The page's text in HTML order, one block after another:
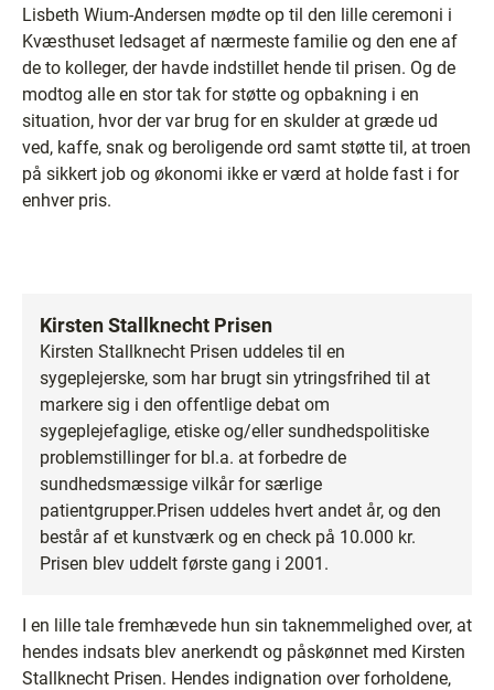
Lisbeth Wium-Andersen mødte op til den lille ceremoni i
Kvæsthuset ledsaget af nærmeste familie og den ene af
de to kolleger, der havde indstillet hende til prisen. Og de
modtog alle en stor tak for støtte og opbakning i en
situation, hvor der var brug for en skulder at græde ud
ved, kaffe, snak og beroligende ord samt støtte til, at troen
på sikkert job og økonomi ikke er værd at holde fast i for
enhver pris.
Kirsten Stallknecht Prisen
Kirsten Stallknecht Prisen uddeles til en
sygeplejerske, som har brugt sin ytringsfrihed til at
markere sig i den offentlige debat om
sygeplejefaglige, etiske og/eller sundhedspolitiske
problemstillinger for bl.a. at forbedre de
sundhedsmæssige vilkår for særlige
patientgrupper.Prisen uddeles hvert andet år, og den
består af et kunstværk og en check på 10.000 kr.
Prisen blev uddelt første gang i 2001.
I en lille tale fremhævede hun sin taknemmelighed over, at
hendes indsats blev anerkendt og påskønnet med Kirsten
Stallknecht Prisen. Hendes indignation over forholdene,